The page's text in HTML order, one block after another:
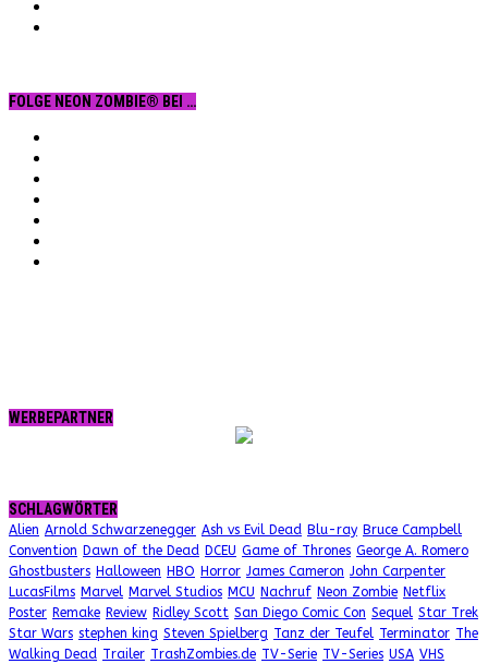
FOLGE NEON ZOMBIE® BEI …
WERBEPARTNER
SCHLAGWÖRTER
Alien Arnold Schwarzenegger Ash vs Evil Dead Blu-ray Bruce Campbell
Convention Dawn of the Dead DCEU Game of Thrones George A. Romero
Ghostbusters Halloween HBO Horror James Cameron John Carpenter
LucasFilms Marvel Marvel Studios MCU Nachruf Neon Zombie Netflix
Poster Remake Review Ridley Scott San Diego Comic Con Sequel Star Trek
Star Wars stephen king Steven Spielberg Tanz der Teufel Terminator The
Walking Dead Trailer TrashZombies.de TV-Serie TV-Series USA VHS